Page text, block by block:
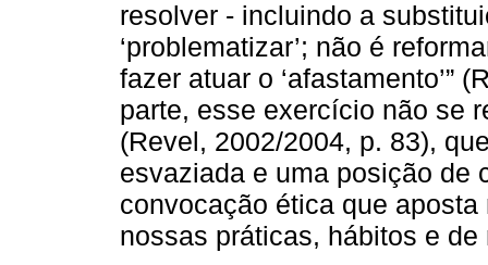
resolver - incluindo a
‘problematizar’; não é
fazer atuar o ‘afastamento’”
parte, esse exercício não se
(Revel, 2002/2004, p. 83),
esvaziada e uma posição de
convocação ética que
nossas práticas, hábitos e de